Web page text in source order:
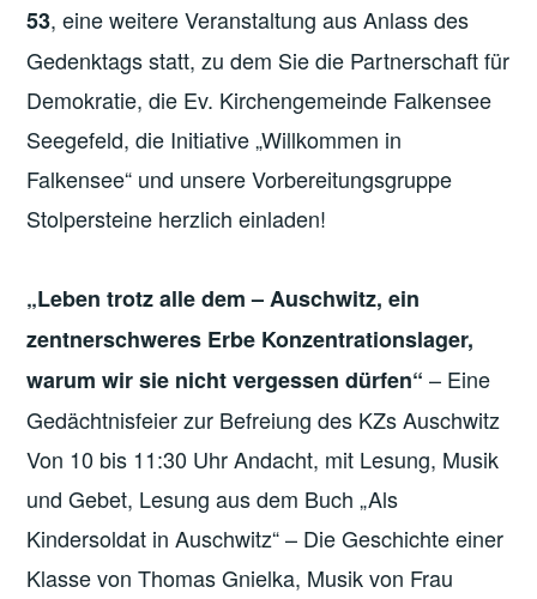
53, eine weitere Veranstaltung aus Anlass des
Gedenktags statt, zu dem Sie die Partnerschaft für
Demokratie, die Ev. Kirchengemeinde Falkensee
Seegefeld, die Initiative „Willkommen in
Falkensee“ und unsere Vorbereitungsgruppe
Stolpersteine herzlich einladen!
„Leben trotz alle dem – Auschwitz, ein
zentnerschweres Erbe Konzentrationslager,
warum wir sie nicht vergessen dürfen“ – Eine
Gedächtnisfeier zur Befreiung des KZs Auschwitz
Von 10 bis 11:30 Uhr Andacht, mit Lesung, Musik
und Gebet, Lesung aus dem Buch „Als
Kindersoldat in Auschwitz“ – Die Geschichte einer
Klasse von Thomas Gnielka, Musik von Frau